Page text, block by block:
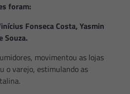
foram:
Fonseca Costa, Yasmin
Souza.
movimentou as lojas
o varejo, estimulando as